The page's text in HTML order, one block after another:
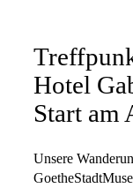
Hotel
Start am
Unsere